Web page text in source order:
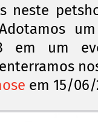
neste
em um
em 15/06/